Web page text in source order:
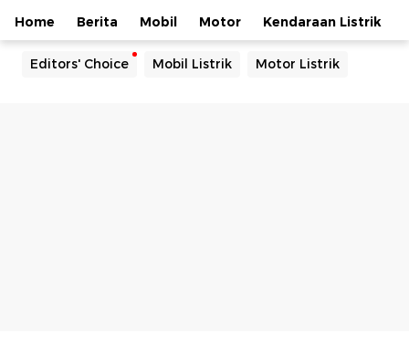
Home Berita Mobil Motor Kendaraan Listrik
Editors' Choice Mobil Listrik Motor Listrik